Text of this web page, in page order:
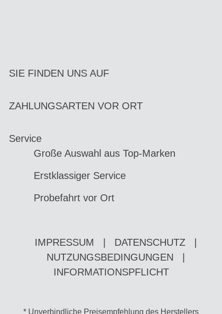
SIE FINDEN UNS AUF
ZAHLUNGSARTEN VOR ORT
Service
Große Auswahl aus Top-Marken
Erstklassiger Service
Probefahrt vor Ort
IMPRESSUM DATENSCHUTZ
NUTZUNGSBEDINGUNGEN
INFORMATIONSPFLICHT
* Unverbindliche Preisempfehlung des Herstellers